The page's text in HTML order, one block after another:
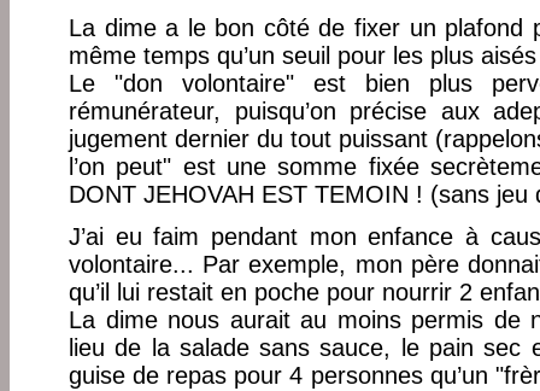
La dime a le bon côté de fixer un plafond
même temps qu’un seuil pour les plus
Le "don volontaire" est bien plus
rémunérateur, puisqu’on précise aux
jugement dernier du tout puissant
l’on peut" est une somme fixée
DONT JEHOVAH EST TEMOIN ! (sans jeu
J’ai eu faim pendant mon enfance à
volontaire... Par exemple, mon père
qu’il lui restait en poche pour nourrir 2
La dime nous aurait au moins permis de
lieu de la salade sans sauce, le pain sec
guise de repas pour 4 personnes qu’un